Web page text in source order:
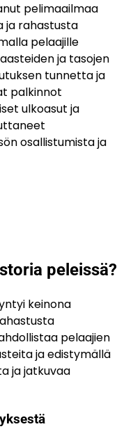
pelimaailmaa
ja rahastusta
pelaajille
ja tasojen
tunnetta ja
palkinnot
ulkoasut ja
osallistumista ja
peleissä?
keinona
pelaajien
ja edistymällä
ja jatkuvaa